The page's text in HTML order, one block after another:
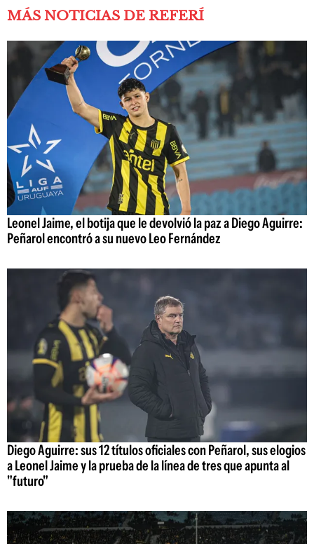
MÁS NOTICIAS DE REFERÍ
Leonel Jaime, el botija que le devolvió la paz a Diego Aguirre:
Peñarol encontró a su nuevo Leo Fernández
Diego Aguirre: sus 12 títulos oficiales con Peñarol, sus elogios
a Leonel Jaime y la prueba de la línea de tres que apunta al
"futuro"